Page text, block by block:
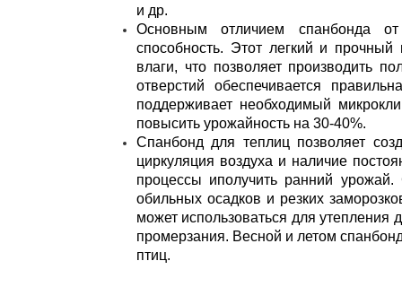
и др.
Основным отличием спанбонда от
способность. Этот легкий и прочный
влаги, что позволяет производить
отверстий обеспечивается
поддерживает необходимый
повысить урожайность на 30-40%.
Спанбонд для теплиц позволяет
циркуляция воздуха и наличие
процессы иполучить ранний
обильных осадков и резких
может использоваться для утепления
промерзания. Весной и летом
птиц.